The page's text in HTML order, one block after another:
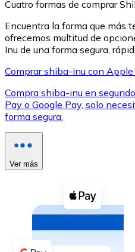
Ver todo
Compra criptomonedas
Comprar con efectivo
Transferencia SEPA
Añade fondos a tu
Cuatro formas de comprar
Encuentra la forma que más
ofrecemos multitud de
Inu de una forma segura,
Comprar shiba-inu con
Compra shiba-inu en
Pay o Google Pay, solo
forma segura.
Ver más